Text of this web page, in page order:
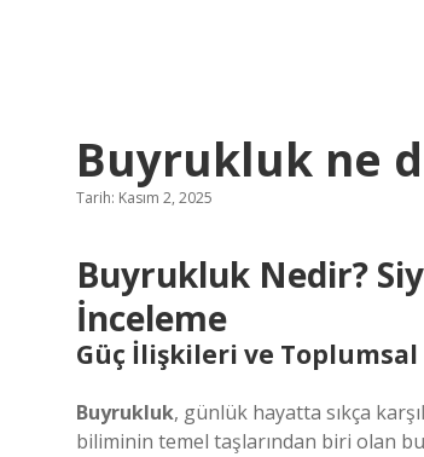
Buyrukluk ne
Tarih: Kasım 2, 2025
Buyrukluk Nedir?
İnceleme
Güç İlişkileri ve Toplumsal
Buyrukluk, günlük hayatta sıkça
biliminin temel taşlarından biri olan